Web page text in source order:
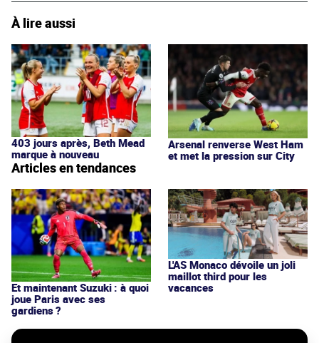
À lire aussi
403 jours après, Beth Mead
marque à nouveau
Arsenal renverse West Ham
et met la pression sur City
Articles en tendances
Et maintenant Suzuki : à quoi
joue Paris avec ses
gardiens ?
L'AS Monaco dévoile un joli
maillot third pour les
vacances